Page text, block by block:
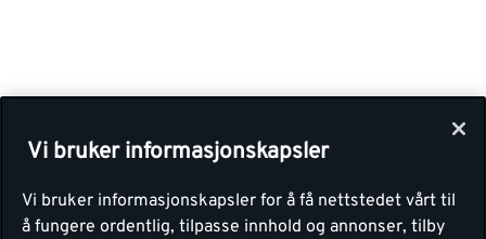
Vi bruker informasjonskapsler
Vi bruker informasjonskapsler for å få nettstedet vårt til
å fungere ordentlig, tilpasse innhold og annonser, tilby